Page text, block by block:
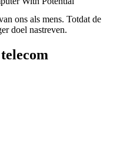
ons als mens. Totdat de
doel nastreven.